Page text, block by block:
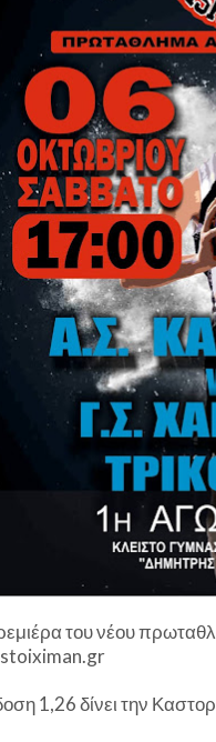
του νέου
stoiximan.gr
1,26 δίνει την